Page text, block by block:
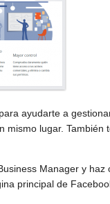
ayudarte a
mismo lugar.
Manager y
principal de